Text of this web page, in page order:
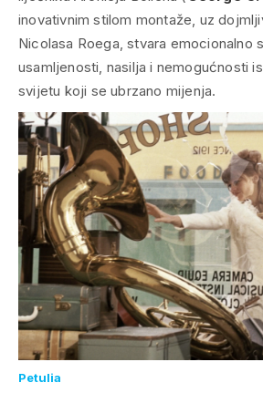
inovativnim stilom montaže, uz
Nicolasa Roega, stvara emocionalno
usamljenosti, nasilja i nemogućnosti
svijetu koji se ubrzano mijenja.
Petulia